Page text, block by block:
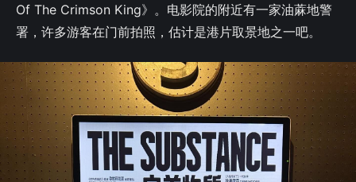
Of The Crimson King》。电影院的附近有一家油蔴地警
署，许多游客在门前拍照，估计是港片取景地之一吧。